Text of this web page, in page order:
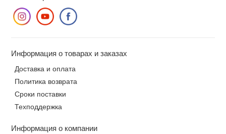
Информация о товарах и заказах
Доставка и оплата
Политика возврата
Сроки поставки
Техподдержка
Информация о компании